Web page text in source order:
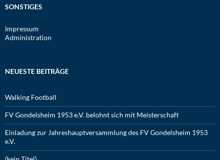
SONSTIGES
Impressum
Administration
NEUESTE BEITRÄGE
Walking Football
FV Gondelsheim 1953 e.V. belohnt sich mit Meisterschaft
Einladung zur Jahreshauptversammlung des FV Gondelsheim 1953
e.V.